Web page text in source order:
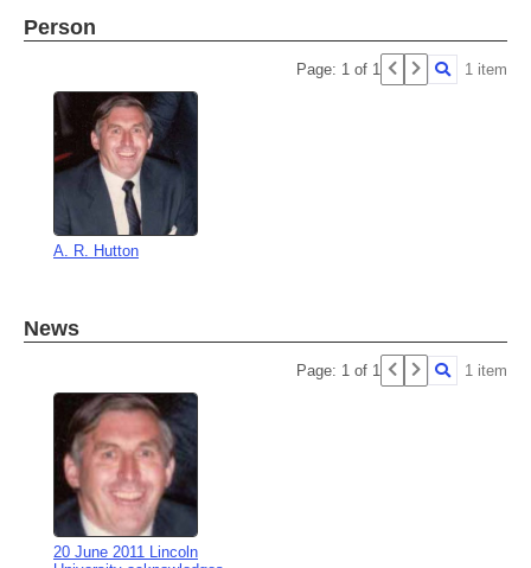
Person
Page: 1 of 1 1 item
A. R. Hutton
News
Page: 1 of 1 1 item
20 June 2011 Lincoln